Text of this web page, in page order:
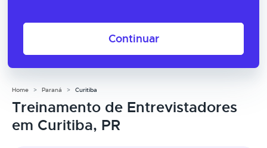
Continuar
Home Paraná Curitiba
Treinamento de Entrevistadores
em Curitiba, PR